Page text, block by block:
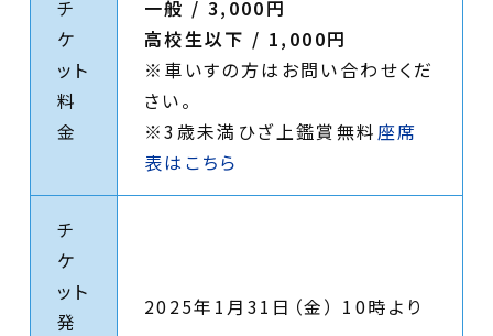
チ
ケ
ット
料
金
一般 / 3,000円
高校生以下 / 1,000円
※車いすの方はお問い合わせくだ
さい。
※3歳未満ひざ上鑑賞無料 座席
表はこちら
チ
ケ
ット
発
2025年1月31日（金） 10時より